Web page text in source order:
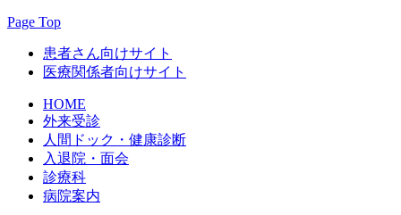
Page Top
患者さん向けサイト
医療関係者向けサイト
HOME
外来受診
人間ドック・健康診断
入退院・面会
診療科
病院案内